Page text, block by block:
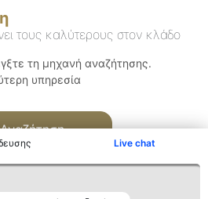
Live chat
τους καλύτερους στον κλάδο
τη μηχανή αναζήτησης.
υπηρεσία
Αναζήτηση